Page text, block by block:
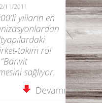
11/2011
yılların en
takım rol
sağlıyor.
Devamı